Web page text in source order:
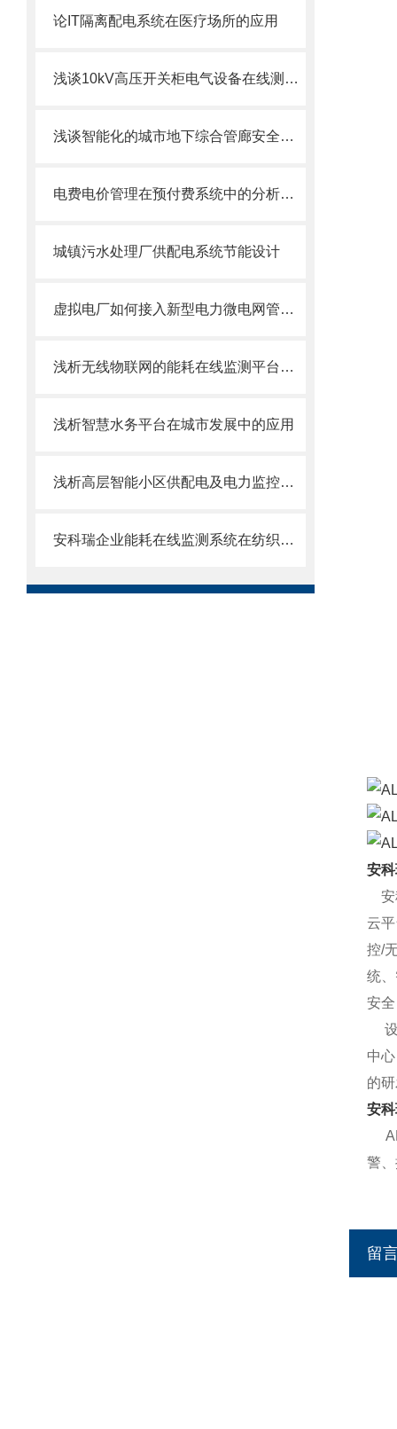
论IT隔离配电系统在医疗场所的应用
浅谈10kV高压开关柜电气设备在线测温系统的应用
浅谈智能化的城市地下综合管廊安全防控平台研究
电费电价管理在预付费系统中的分析与应用
城镇污水处理厂供配电系统节能设计
虚拟电厂如何接入新型电力微电网管理系统？
浅析无线物联网的能耗在线监测平台研究与应用
浅析智慧水务平台在城市发展中的应用
浅析高层智能小区供配电及电力监控系统
安科瑞企业能耗在线监测系统在纺织行业的应用
安
安
云
控/
统
安
中
的
安
警
留